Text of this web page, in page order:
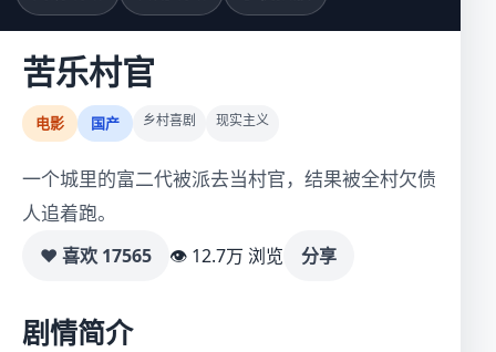
苦乐村官
电影 国产 乡村喜剧 现实主义
一个城里的富二代被派去当村官，结果被全村欠债
人追着跑。
♥ 喜欢 17565 👁 12.7万 浏览 分享
剧情简介